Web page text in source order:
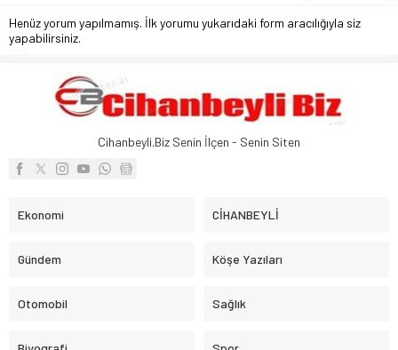
Henüz yorum yapılmamış. İlk yorumu yukarıdaki form aracılığıyla siz
yapabilirsiniz.
Cihanbeyli.Biz Senin İlçen - Senin Siten
Ekonomi CİHANBEYLİ
Gündem Köşe Yazıları
Otomobil Sağlık